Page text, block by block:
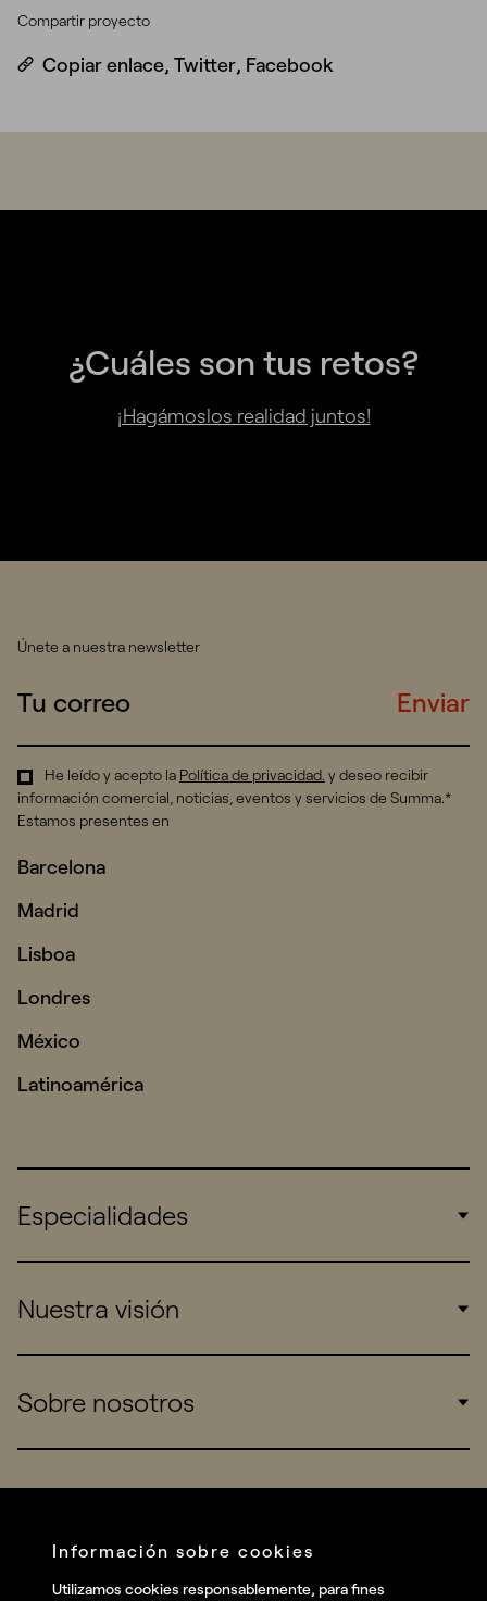
Compartir proyecto
Copiar enlace, Twitter, Facebook
¿Cuáles son tus retos?
¡Hagámoslos realidad juntos!
Únete a nuestra newsletter
Enviar
He leído y acepto la Política de privacidad. y deseo recibir
información comercial, noticias, eventos y servicios de Summa.*
Estamos presentes en
Barcelona
Madrid
Lisboa
Londres
México
Latinoamérica
Especialidades
Consumers
Startups
Nuestra visión
Work
Sobre nosotros
TalentInformación sobre cookies
Utilizamos cookies responsablemente, para fines